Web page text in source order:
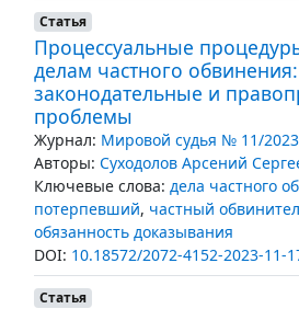
Статья
Процессуальные
делам частного обвинения:
законодательные и
проблемы
Журнал: Мировой судья № 11/2023
Авторы: Суходолов Арсений
Ключевые слова: дела частного
потерпевший, частный
обязанность доказывания
DOI: 10.18572/2072-4152-2023-11-
Статья